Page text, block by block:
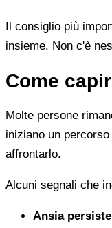
Il consiglio più
insieme. Non c'è
Come
Molte persone
iniziano un
affrontarlo.
Alcuni segnali che
Ansia